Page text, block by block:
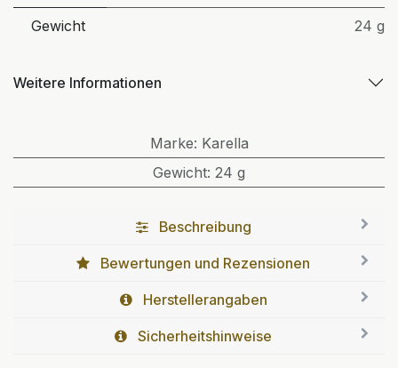
Gewicht 24 g
Weitere Informationen
Marke: Karella
Gewicht: 24 g
Beschreibung
Bewertungen und Rezensionen
Herstellerangaben
Sicherheitshinweise